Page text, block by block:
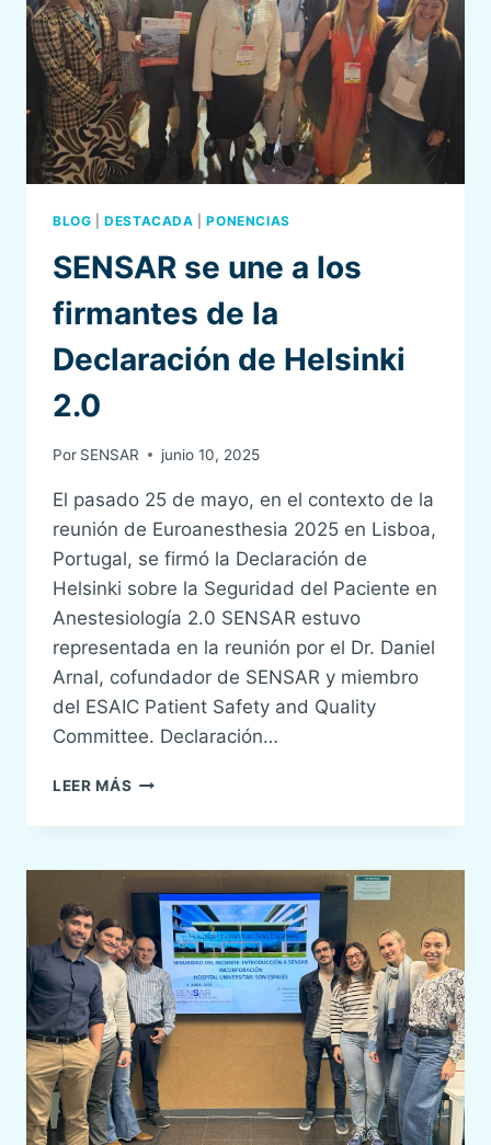
INFORME
DEL
HEALTH
SERVICE
SAFETY
INVESTIGATION
BODY
(HSSIB)
BLOG |DESTACADA |PONENCIAS
SENSAR se une a los
firmantes de la
Declaración de Helsinki
2.0
Por SENSAR junio 10, 2025
El pasado 25 de mayo, en el contexto de la
reunión de Euroanesthesia 2025 en Lisboa,
Portugal, se firmó la Declaración de
Helsinki sobre la Seguridad del Paciente en
Anestesiología 2.0 SENSAR estuvo
representada en la reunión por el Dr. Daniel
Arnal, cofundador de SENSAR y miembro
del ESAIC Patient Safety and Quality
Committee. Declaración…
LEER MÁS SENSAR
UNE
LOS
FIRMANTES
LA
DECLARACIÓN
DE
HELSINKI
2.0